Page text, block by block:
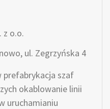
z o.o.
ul. Zegrzyńska 4
prefabrykacja szaf
okablowanie linii
uruchamianiu